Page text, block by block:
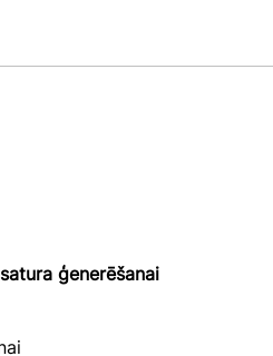
ģenerēšanai